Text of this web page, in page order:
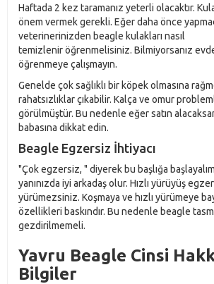
Haftada 2 kez taramanız yeterli olacaktır.
önem vermek gerekli. Eğer daha önce
veterinerinizden beagle kulakları nasıl
temizlenir öğrenmelisiniz. Bilmiyorsanız
öğrenmeye çalışmayın.
Genelde çok sağlıklı bir köpek olmasına
rahatsızlıklar çıkabilir. Kalça ve omur
görülmüştür. Bu nedenle eğer satın
babasına dikkat edin.
Beagle Egzersiz İhtiyacı
"Çok egzersiz, " diyerek bu başlığa
yanınızda iyi arkadaş olur. Hızlı yürüyüş
yürümezsiniz. Koşmaya ve hızlı yürümeye
özellikleri baskındır. Bu nedenle beagle
gezdirilmemeli.
Yavru Beagle Cinsi
Bilgiler